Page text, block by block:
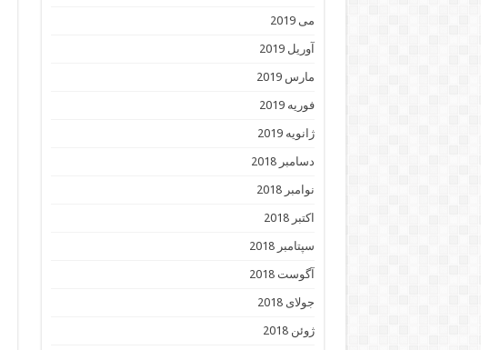
می 2019
آوریل 2019
مارس 2019
فوریه 2019
ژانویه 2019
دسامبر 2018
نوامبر 2018
اکتبر 2018
سپتامبر 2018
آگوست 2018
جولای 2018
ژوئن 2018